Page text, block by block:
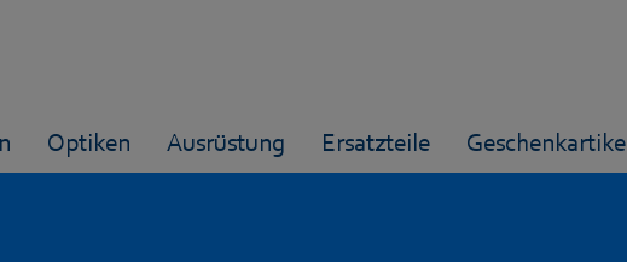
Optiken Ausrüstung Ersatzteile Geschenkartikel